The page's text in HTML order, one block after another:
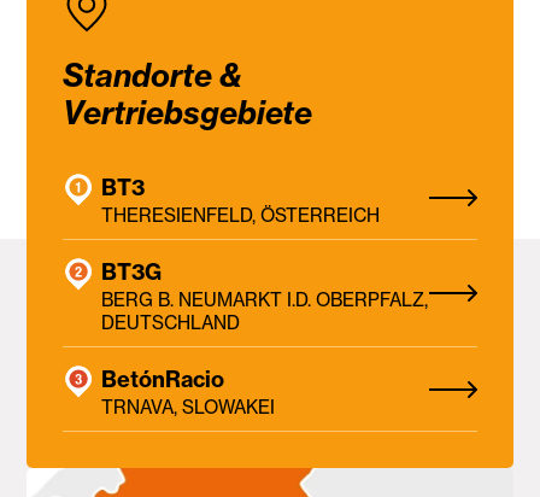
Standorte &
Vertriebsgebiete
BT3
THERESIENFELD, ÖSTERREICH
BT3G
BERG B. NEUMARKT I.D. OBERPFALZ,
DEUTSCHLAND
BetónRacio
TRNAVA, SLOWAKEI